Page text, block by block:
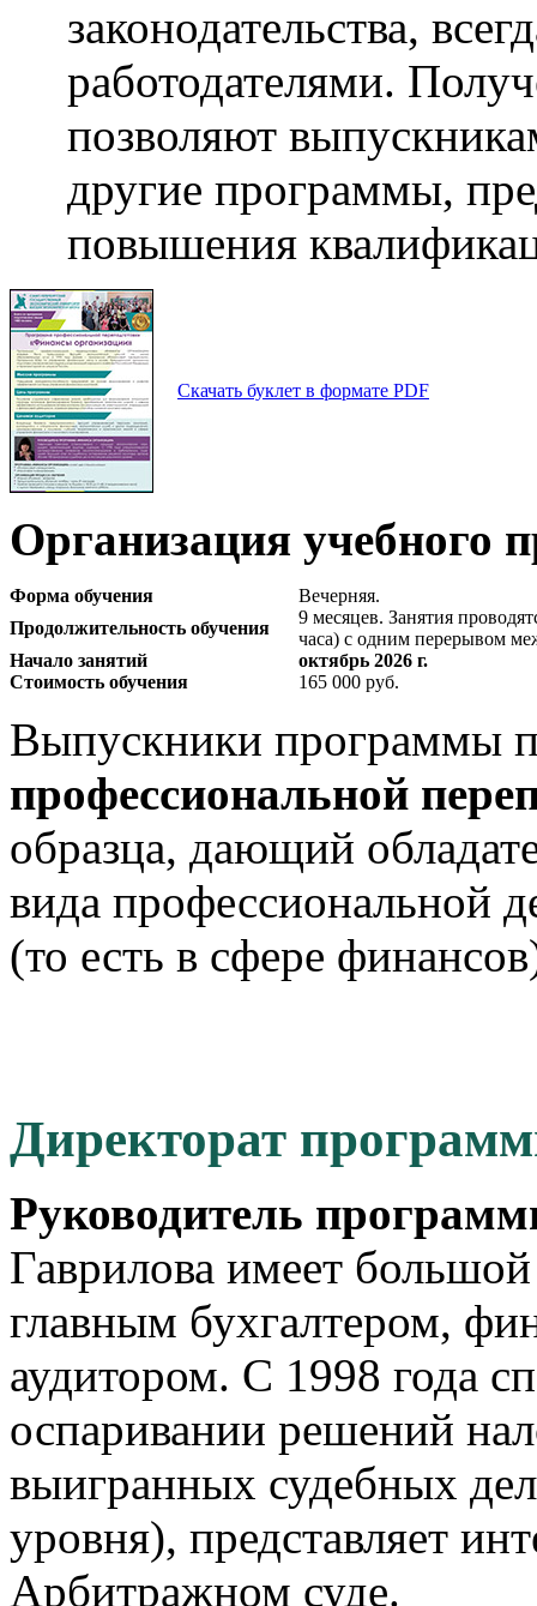
законодательства,
работодателями.
позволяют
другие программы,
повышения
Скачать буклет в формате PDF
Организация учебного
Форма обучения
Вечерняя.
Продолжительность обучения
9 месяцев. Занятия
часа) с одним перерывом
Начало занятий
октябрь 2026 г.
Стоимость обучения
165 000 руб.
Выпускники программы
профессиональной
образца, дающий
вида профессиональной
(то есть в сфере
Директорат
Руководитель
Гаврилова имеет
главным бухгалтером,
аудитором. С 1998 года
оспаривании решений
выигранных судебных
уровня), представляет
Арбитражном суде.